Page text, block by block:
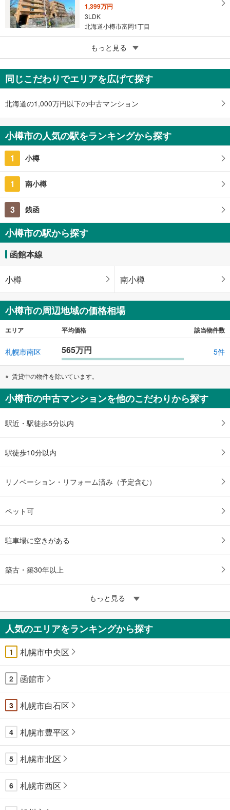
1,399万円
3LDK
北海道小樽市富岡1丁目
成約でもらえる
ロジェ花園
1,699万円
4LDK
もっと見る
同じこだわりでエリアを広げて探す
北海道の1,000万円以下の中古マンション
小樽市の人気の駅をランキングから探す
1 小樽
1 南小樽
3 銭函
小樽市の駅から探す
函館本線
小樽 南小樽
小樽市の周辺地域の価格相場
エリア 平均価格 該当物件数
札幌市南区 565万円 5件
賃貸中の物件を除いています。
小樽市の中古マンションを他のこだわりから探す
駅近・駅徒歩5分以内
駅徒歩10分以内
リノベーション・リフォーム済み（予定含む）
ペット可
駐車場に空きがある
築古・築30年以上
もっと見る
人気のエリアをランキングから探す
1 札幌市中央区
2 函館市
3 札幌市白石区
4 札幌市豊平区
5 札幌市北区
6 札幌市西区